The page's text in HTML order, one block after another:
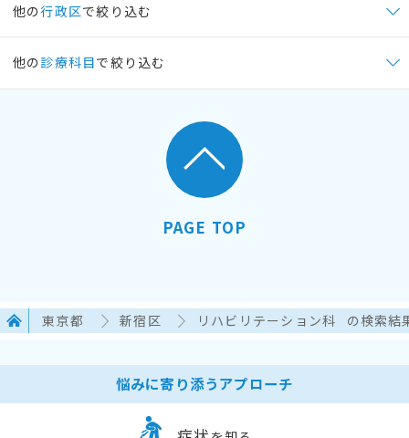
他の行政区で絞り込む
他の 診療科目で絞り込む
PAGE TOP
東京都 新宿区 リハビリテーション科 の検索結
悩みに寄り添うアプローチ